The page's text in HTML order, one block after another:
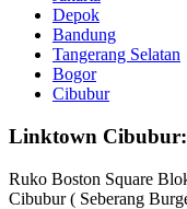
Depok
Bandung
Tangerang Selatan
Bogor
Cibubur
Linktown Cibubur:
Ruko Boston Square
Cibubur ( Seberang